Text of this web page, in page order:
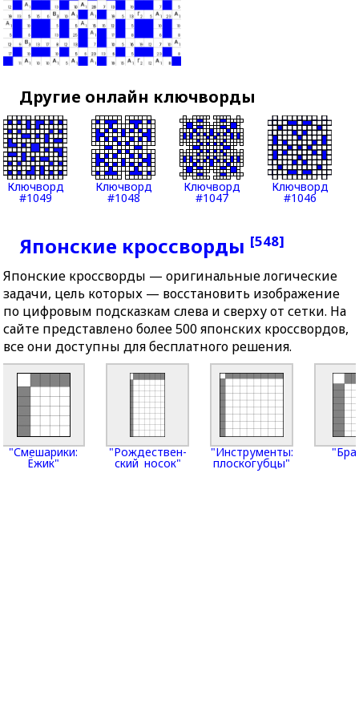
Другие онлайн ключворды
Ключворд
#1049
Ключворд
#1048
Ключворд
#1047
Ключворд
#1046
Японские кроссворды [548]
Японские кроссворды — оригинальные логические
задачи, цель которых — восстановить изображение
по цифровым подсказкам слева и сверху от сетки. На
сайте представлено более 500 японских кроссвордов,
все они доступны для бесплатного решения.
"Смешарики:
Ёжик"
"Рождест­вен­
ский носок"
"Инструменты:
плоскогубцы"